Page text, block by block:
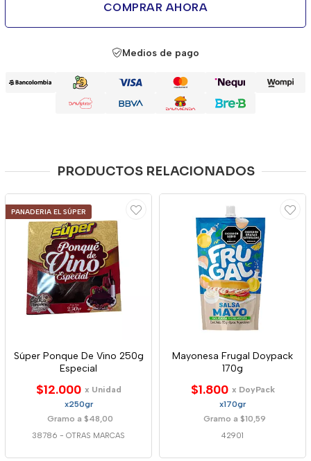
COMPRAR AHORA
Medios de pago
PRODUCTOS RELACIONADOS
PANADERIA EL SÚPER
Súper Ponque De Vino 250g
Especial
$12.000 x Unidad
x250gr
Gramo a $48,00
38786 - OTRAS MARCAS
Mayonesa Frugal Doypack
170g
$1.800 x DoyPack
x170gr
Gramo a $10,59
42901